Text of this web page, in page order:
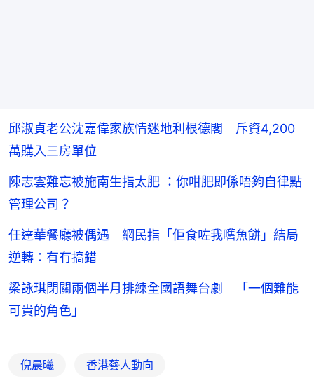
邱淑貞老公沈嘉偉家族情迷地利根德閣 斥資4,200
萬購入三房單位
陳志雲難忘被施南生指太肥 ：你咁肥即係唔夠自律點
管理公司？
任達華餐廳被偶遇 網民指「佢食咗我嚿魚餅」結局
逆轉：有冇搞錯
梁詠琪閉關兩個半月排練全國語舞台劇 「一個難能
可貴的角色」
倪晨曦 香港藝人動向